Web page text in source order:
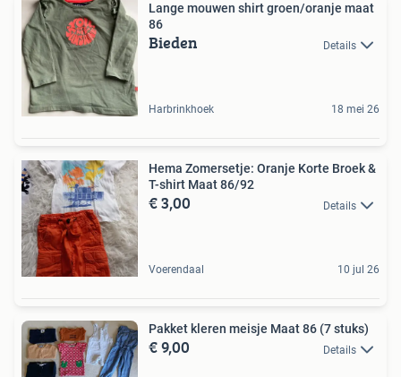
Lange mouwen shirt groen/oranje maat
86
Bieden Details
Harbrinkhoek 18 mei 26
Hema Zomersetje: Oranje Korte Broek &
T-shirt Maat 86/92
€ 3,00 Details
Voerendaal 10 jul 26
Pakket kleren meisje Maat 86 (7 stuks)
€ 9,00 Details